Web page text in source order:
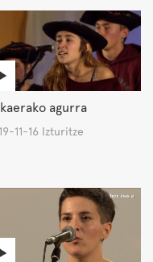
agurra
11-16 Izturitze